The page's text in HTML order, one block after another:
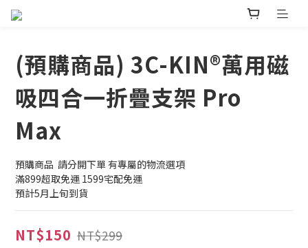
(預購商品) 3C-KIN®萬用磁
吸四合一折疊支架 Pro
Max
預購商品  請分開下單 有專屬的物流選項
滿899超取免運 1599宅配免運
預計5月上旬到貨
NT$150 NT$299